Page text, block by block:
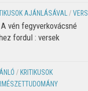
AJÁNLÁSÁVAL /VERS
vén fegyverkovácsné
fordul : versek
/ KRITIKUSOK